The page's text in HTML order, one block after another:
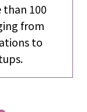
100
from
to